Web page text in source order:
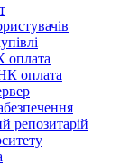
оплата
репозитарій